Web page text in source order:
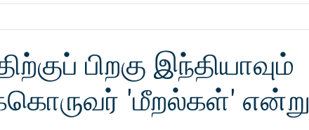
பிறகு இந்தியாவும்
'மீறல்கள்' என்று